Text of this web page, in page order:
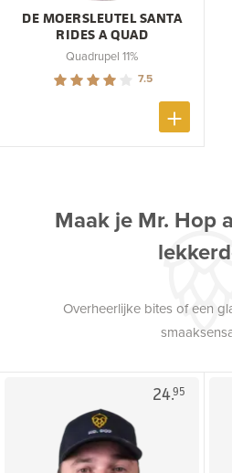
DE MOERSLEUTEL SANTA
RIDES A QUAD
Quadrupel 11%
7.5
Maak je Mr. Hop
Overheerlijke bites of een
24.95